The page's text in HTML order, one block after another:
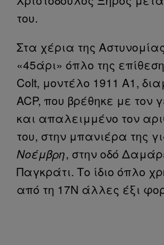
του.
Στα χέρια της
«45άρι» όπλο της
Colt, μοντέλο 1911 Α1,
ACP, που βρέθηκε με τον
και απαλειμμένο τον
του, στην μπανιέρα της
Νοέμβρη, στην οδό
Παγκράτι. Το ίδιο όπλο
από τη 17Ν άλλες έξι